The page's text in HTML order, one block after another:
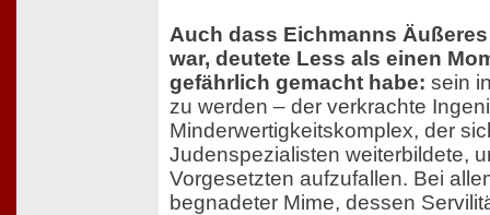
Auch dass Eichmanns
war, deutete Less als einen
gefährlich gemacht habe: sein
zu werden – der verkrachte
Minderwertigkeitskomplex, der
Judenspezialisten weiterbildete,
Vorgesetzten aufzufallen. Bei
begnadeter Mime, dessen